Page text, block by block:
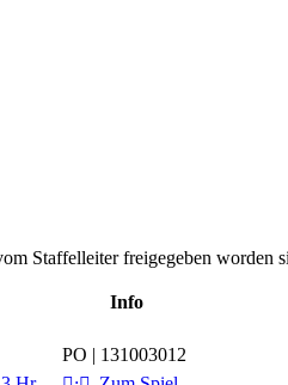
Staffelleiter freigegeben
Info
PO | 131003012